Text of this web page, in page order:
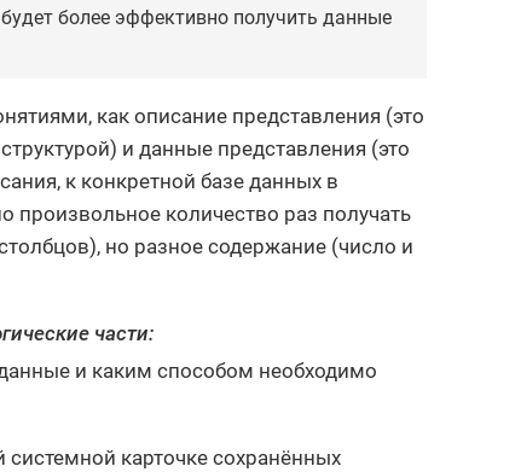
более эффективно получить данные
как описание представления (это
и данные представления (это
к конкретной базе данных в
количество раз получать
но разное содержание (число и
части:
и каким способом необходимо
карточке сохранённых